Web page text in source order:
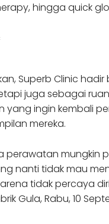
hingga quick
Superb Clinic
juga sebagai
yang ingin kembali
mereka.
perawatan mungkin
nanti tidak mau
tidak percaya
Gula, Rabu, 10